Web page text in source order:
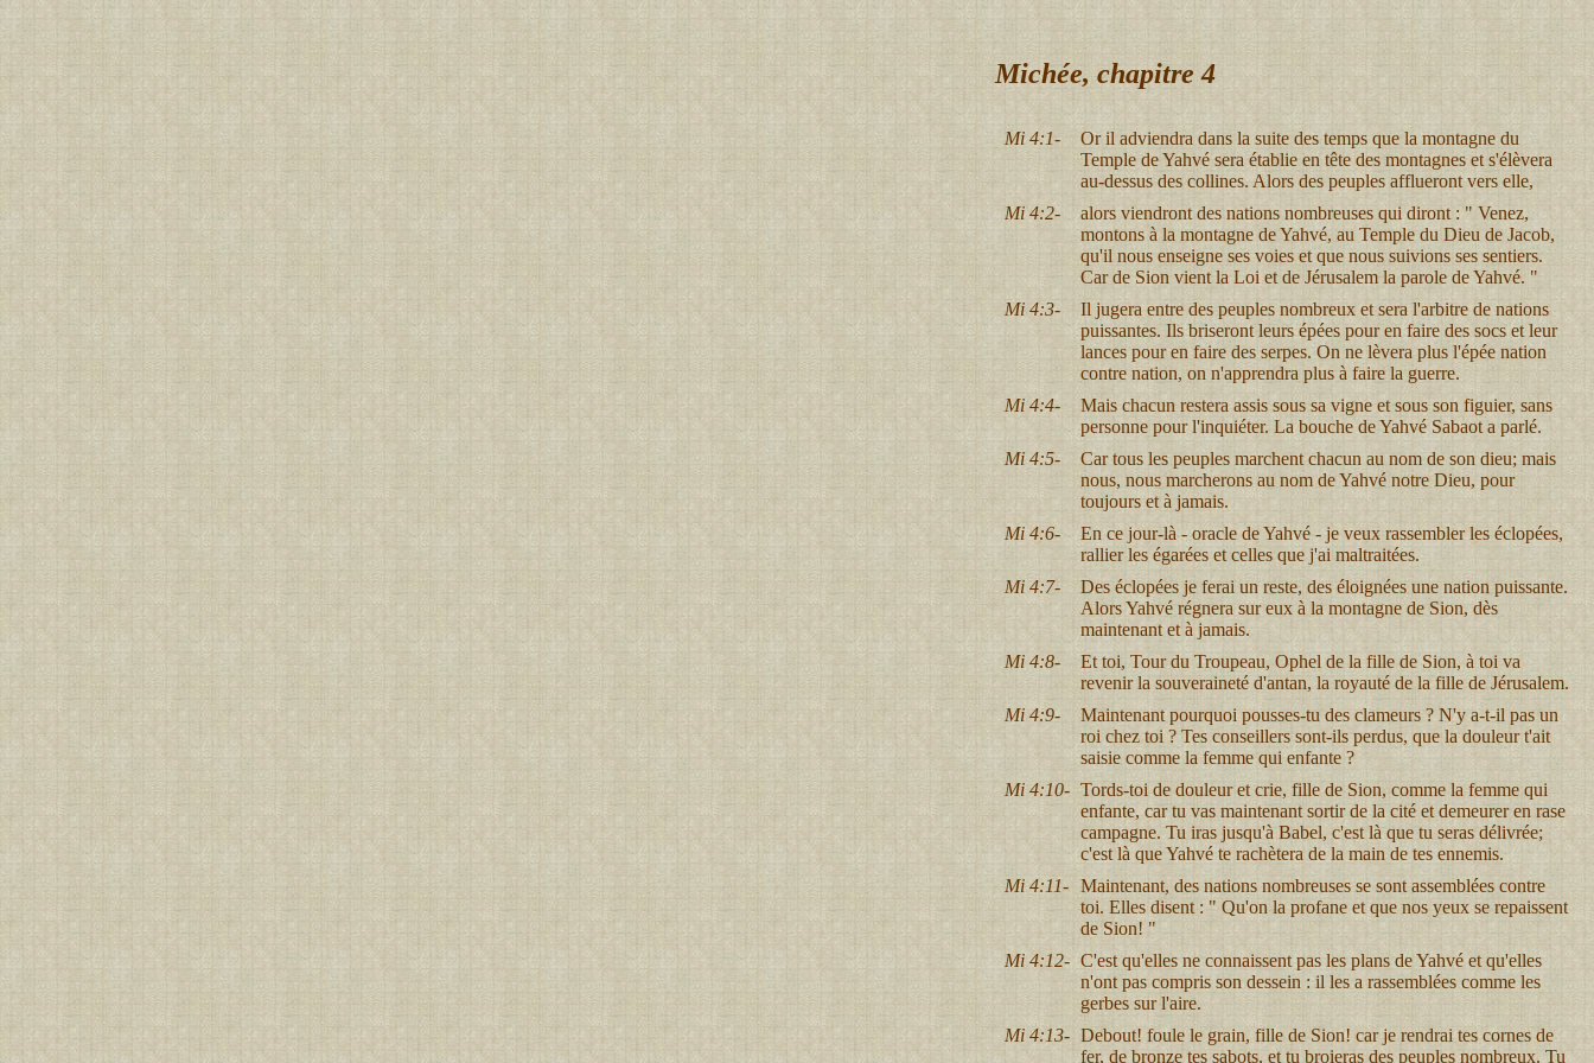
Michée, chapitre 4
Mi 4:1-
Or il adviendra dans la suite des temps que la montagne du
Temple de Yahvé sera établie en tête des montagnes et s'élèvera
au-dessus des collines. Alors des peuples afflueront vers elle,
Mi 4:2-
alors viendront des nations nombreuses qui diront : " Venez,
montons à la montagne de Yahvé, au Temple du Dieu de Jacob,
qu'il nous enseigne ses voies et que nous suivions ses sentiers.
Car de Sion vient la Loi et de Jérusalem la parole de Yahvé. "
Mi 4:3-
Il jugera entre des peuples nombreux et sera l'arbitre de nations
puissantes. Ils briseront leurs épées pour en faire des socs et leur
lances pour en faire des serpes. On ne lèvera plus l'épée nation
contre nation, on n'apprendra plus à faire la guerre.
Mi 4:4-
Mais chacun restera assis sous sa vigne et sous son figuier, sans
personne pour l'inquiéter. La bouche de Yahvé Sabaot a parlé.
Mi 4:5-
Car tous les peuples marchent chacun au nom de son dieu; mais
nous, nous marcherons au nom de Yahvé notre Dieu, pour
toujours et à jamais.
Mi 4:6-
En ce jour-là - oracle de Yahvé - je veux rassembler les éclopées,
rallier les égarées et celles que j'ai maltraitées.
Mi 4:7-
Des éclopées je ferai un reste, des éloignées une nation puissante.
Alors Yahvé régnera sur eux à la montagne de Sion, dès
maintenant et à jamais.
Mi 4:8-
Et toi, Tour du Troupeau, Ophel de la fille de Sion, à toi va
revenir la souveraineté d'antan, la royauté de la fille de Jérusalem.
Mi 4:9-
Maintenant pourquoi pousses-tu des clameurs ? N'y a-t-il pas un
roi chez toi ? Tes conseillers sont-ils perdus, que la douleur t'ait
saisie comme la femme qui enfante ?
Mi 4:10- Tords-toi de douleur et crie, fille de Sion, comme la femme qui
enfante, car tu vas maintenant sortir de la cité et demeurer en rase
campagne. Tu iras jusqu'à Babel, c'est là que tu seras délivrée;
c'est là que Yahvé te rachètera de la main de tes ennemis.
Mi 4:11- Maintenant, des nations nombreuses se sont assemblées contre
toi. Elles disent : " Qu'on la profane et que nos yeux se repaissent
de Sion! "
Mi 4:12- C'est qu'elles ne connaissent pas les plans de Yahvé et qu'elles
n'ont pas compris son dessein : il les a rassemblées comme les
gerbes sur l'aire.
Mi 4:13- Debout! foule le grain, fille de Sion! car je rendrai tes cornes de
fer, de bronze tes sabots, et tu broieras des peuples nombreux. Tu